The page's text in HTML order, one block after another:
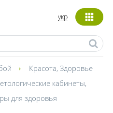
укр
Красота, Здоровье
кабинеты,
для здоровья